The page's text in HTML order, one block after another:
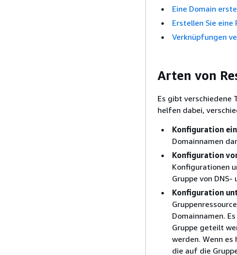
Eine Domain
Erstellen Sie
Verknüpfungen
Arten von
Es gibt verschiedene
helfen dabei,
Konfiguration
Domainnamen
Konfiguration
Konfigurationen
Gruppe von
Konfiguration
Domainnamen.
Gruppe geteilt
werden. Wenn
die auf die